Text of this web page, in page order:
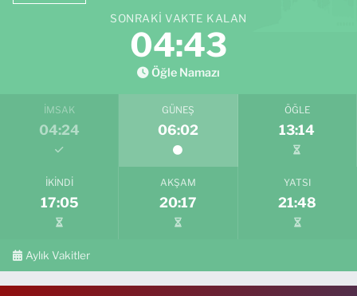
SONRAKI VAKTE KALAN
04:42
Öğle Namazı
İMSAK
04:24
GÜNEŞ
06:02
ÖĞLE
13:14
İKINDI
17:05
AKŞAM
20:17
YATSI
21:48
Aylık Vakitler